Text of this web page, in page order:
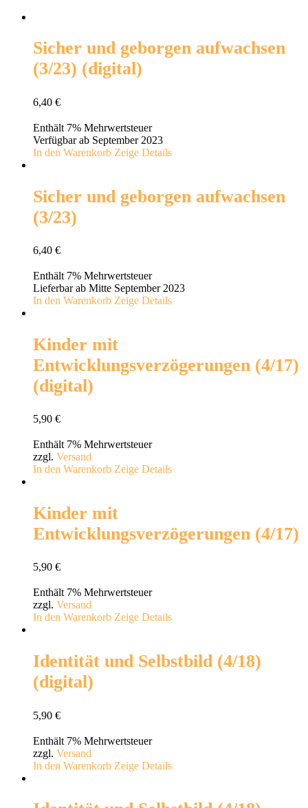
Sicher und geborgen aufwachsen
(3/23) (digital)
6,40 €
Enthält 7% Mehrwertsteuer
Verfügbar ab September 2023
In den Warenkorb Zeige Details
Sicher und geborgen aufwachsen
(3/23)
6,40 €
Enthält 7% Mehrwertsteuer
Lieferbar ab Mitte September 2023
In den Warenkorb Zeige Details
Kinder mit
Entwicklungsverzögerungen (4/17)
(digital)
5,90 €
Enthält 7% Mehrwertsteuer
zzgl. Versand
In den Warenkorb Zeige Details
Kinder mit
Entwicklungsverzögerungen (4/17)
5,90 €
Enthält 7% Mehrwertsteuer
zzgl. Versand
In den Warenkorb Zeige Details
Identität und Selbstbild (4/18)
(digital)
5,90 €
Enthält 7% Mehrwertsteuer
zzgl. Versand
In den Warenkorb Zeige Details